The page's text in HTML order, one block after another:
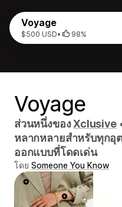
Voyage
$500 USD• 98%
Voyage
ส่วนหนึ่งของXclusive
หลากหลายสำหรับทุกอุ
ออกแบบที่โดดเด่น
โดย Someone You Know